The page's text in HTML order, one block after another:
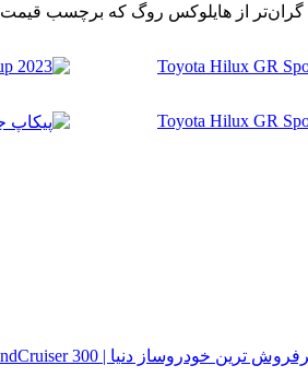
استرالیا (تقریبا معادل ۴۷هزار و ۳۰۰ دلار) دارد، خواهد بود.